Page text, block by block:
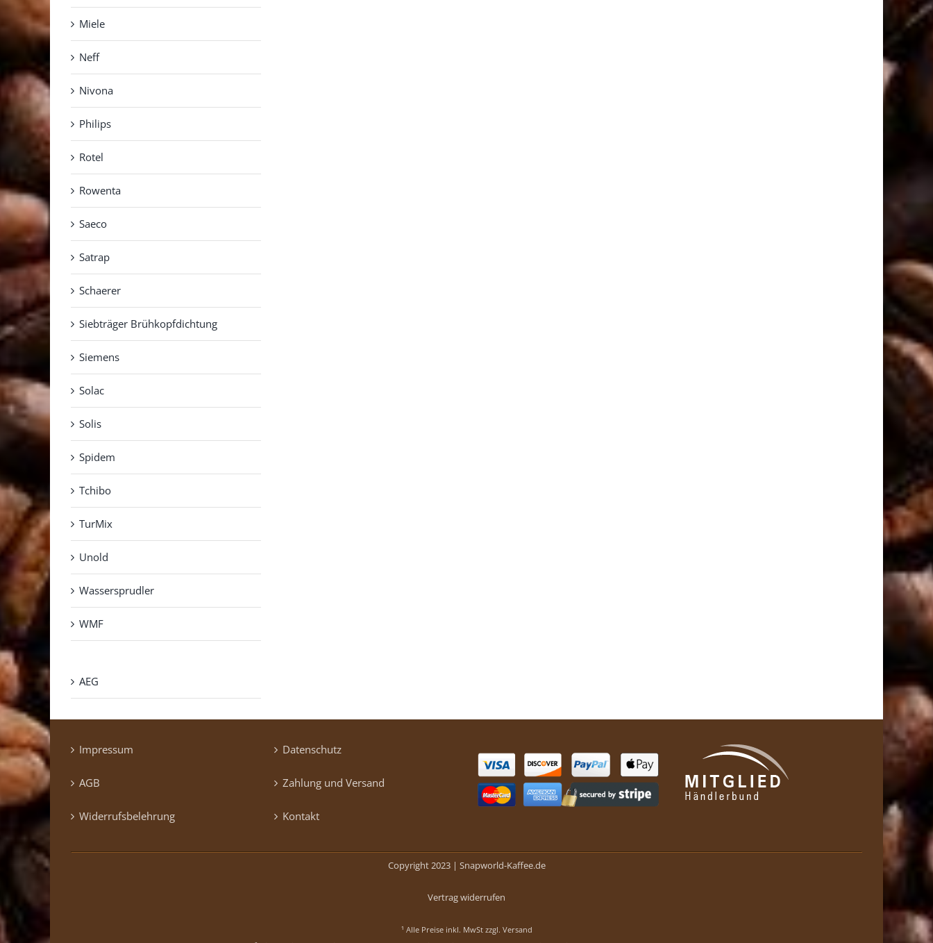
Miele
Neff
Nivona
Philips
Rotel
Rowenta
Saeco
Satrap
Schaerer
Siebträger Brühkopfdichtung
Siemens
Solac
Solis
Spidem
Tchibo
TurMix
Unold
Wassersprudler
WMF
AEG
Impressum
AGB
Widerrufsbelehrung
Datenschutz
Zahlung und Versand
Kontakt
Copyright 2023 | Snapworld-Kaffee.de
Vertrag widerrufen
¹ Alle Preise inkl. MwSt zzgl. Versand